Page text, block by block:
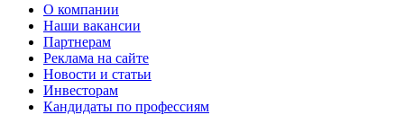
О компании
Наши вакансии
Партнерам
Реклама на сайте
Новости и статьи
Инвесторам
Кандидаты по профессиям